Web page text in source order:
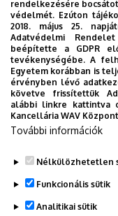
Politika:
képviselő,
Apple Store,
helyettes (USA,
Állam)
Csokonai Színház
(művészeti főtitkár)
Legutóbbi frissítés:
rendelkezésére
védelmét. Ezúton
2018. május 25.
Adatvédelmi
beépítette a GDPR
tevékenységébe. A
Egyetem korábban is
érvényben lévő
követve frissítettük
alábbi linkre kattintva
Kancellária WAV Központ
További információk
Nélkülözhetetlen
Funkcionális sütik
Analitikai sütik